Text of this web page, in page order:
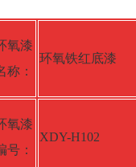
氧漆
称：
环氧铁红底漆
氧漆
号：
XDY-H102